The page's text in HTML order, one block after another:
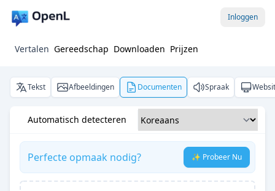
Inloggen
Vertalen Gereedschap Downloaden Prijzen
Tekst Afbeeldingen Documenten Spraak
Automatisch detecteren
Perfecte opmaak nodig? ✨ Probeer Nu